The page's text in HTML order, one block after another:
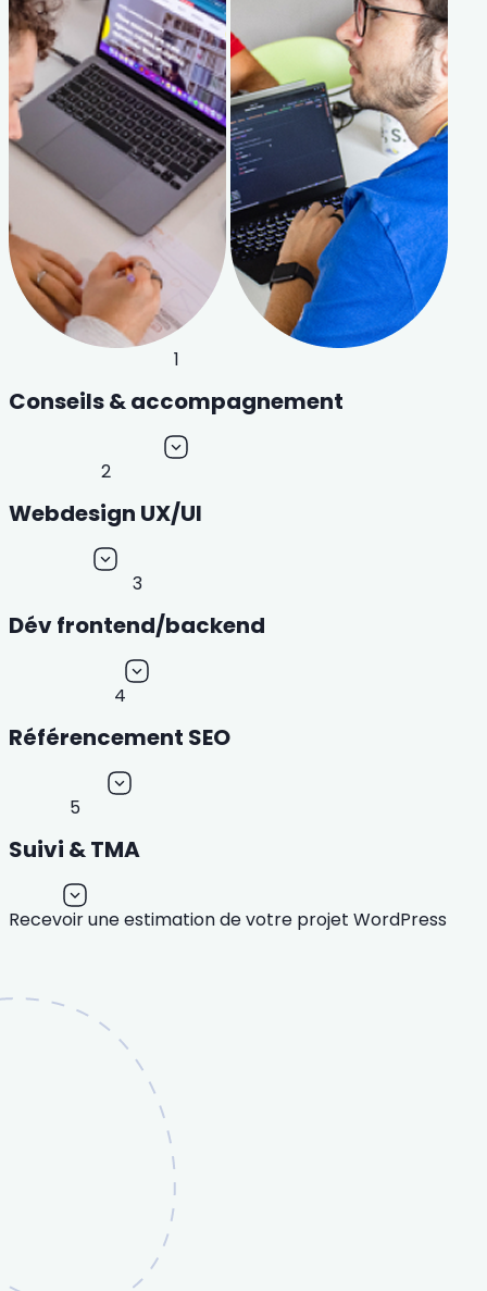
1
Conseils & accompagnement
2
Webdesign UX/UI
3
Dév frontend/backend
4
Référencement SEO
5
Suivi & TMA
Recevoir une estimation de votre projet WordPress